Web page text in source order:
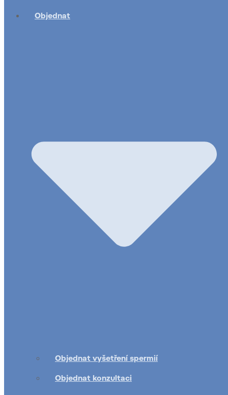
Objednat
Objednat vyšetření spermií
Objednat konzultaci